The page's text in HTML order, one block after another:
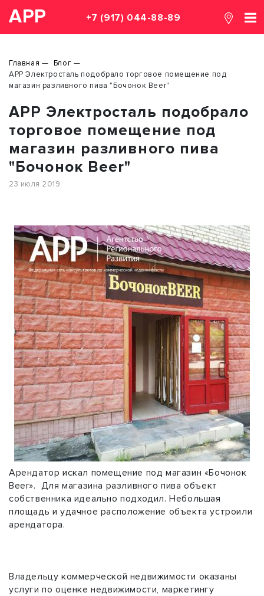
АРР +7 (917) 044-88-89
Главная
Блог
АРР Электросталь подобрало торговое помещение под
магазин разливного пива "Бочонок Beer"
АРР Электросталь подобрало
торговое помещение под
магазин разливного пива
"Бочонок Beer"
23 июля 2019
Арендатор искал помещение под магазин «Бочонок
Beer». Для магазина разливного пива объект
собственника идеально подходил. Небольшая
площадь и удачное расположение объекта устроили
арендатора.
Владельцу коммерческой недвижимости оказаны
услуги по оценке недвижимости, маркетингу